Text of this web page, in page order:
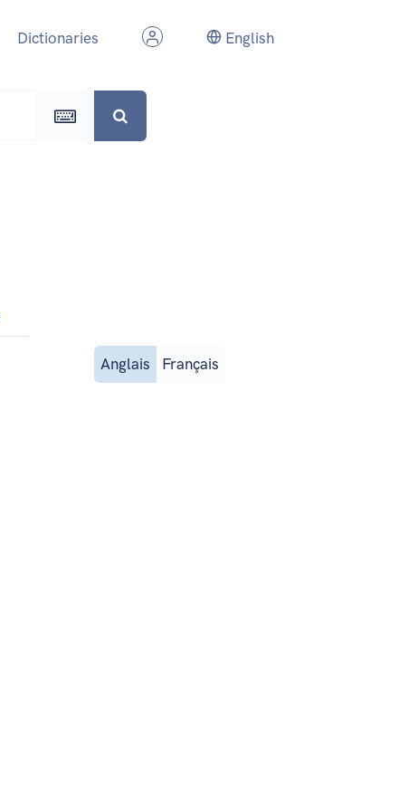
Dictionaries English
Anglais Français